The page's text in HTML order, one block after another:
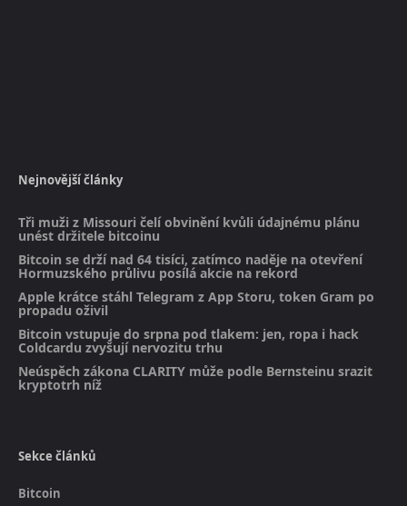
Nejnovější články
Tři muži z Missouri čelí obvinění kvůli údajnému plánu
unést držitele bitcoinu
Bitcoin se drží nad 64 tisíci, zatímco naděje na otevření
Hormuzského průlivu posílá akcie na rekord
Apple krátce stáhl Telegram z App Storu, token Gram po
propadu oživil
Bitcoin vstupuje do srpna pod tlakem: jen, ropa i hack
Coldcardu zvyšují nervozitu trhu
Neúspěch zákona CLARITY může podle Bernsteinu srazit
kryptotrh níž
Sekce článků
Bitcoin